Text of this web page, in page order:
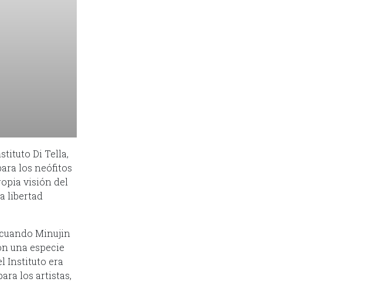
Di Tella,
los neófitos
visión del
libertad
Minujin
una especie
Instituto era
los artistas,